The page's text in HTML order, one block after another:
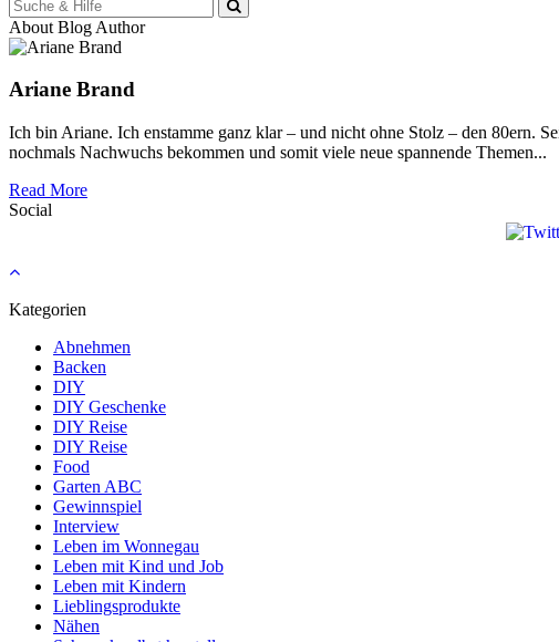
für:
About Blog Author
Ariane Brand
Ich bin Ariane. Ich enstamme ganz klar – und nicht ohne Stolz – den 80ern.
nochmals Nachwuchs bekommen und somit viele neue spannende Themen...
Read More
Social
Kategorien
Abnehmen
Backen
DIY
DIY Geschenke
DIY Reise
DIY Reise
Food
Garten ABC
Gewinnspiel
Interview
Leben im Wonnegau
Leben mit Kind und Job
Leben mit Kindern
Lieblingsprodukte
Nähen